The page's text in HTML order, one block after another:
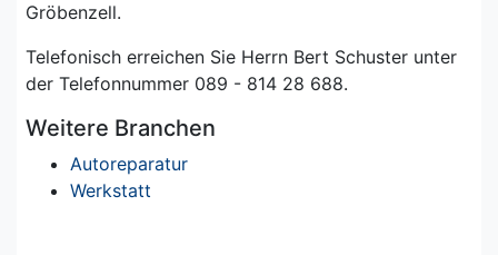
Gröbenzell.
Telefonisch erreichen Sie Herrn Bert Schuster unter
der Telefonnummer 089 - 814 28 688.
Weitere Branchen
Autoreparatur
Werkstatt